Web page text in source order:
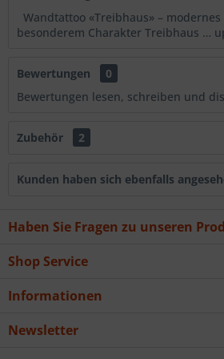
Wandtattoo «Treibhaus» –
besonderem Charakter Treibhaus …
Bewertungen
0
Bewertungen lesen, schreiben und
Zubehör 2
Kunden haben sich ebenfalls
Haben Sie Fragen zu unseren
Shop Service
Informationen
Newsletter